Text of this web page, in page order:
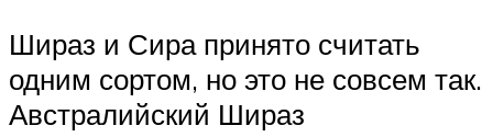
Шираз и Сира принято считать
одним сортом, но это не совсем так.
Австралийский Шираз